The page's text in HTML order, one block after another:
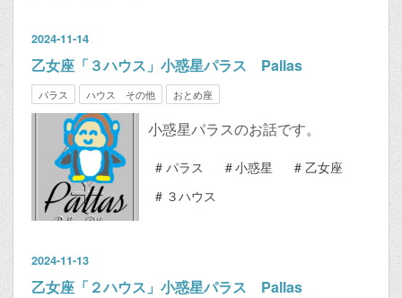
2024-11-14
乙女座「３ハウス」小惑星パラス Pallas
パラス ハウス その他 おとめ座
小惑星パラスのお話です。
# パラス #小惑星 # 乙女座
# ３ハウス
2024-11-13
乙女座「２ハウス」小惑星パラス Pallas